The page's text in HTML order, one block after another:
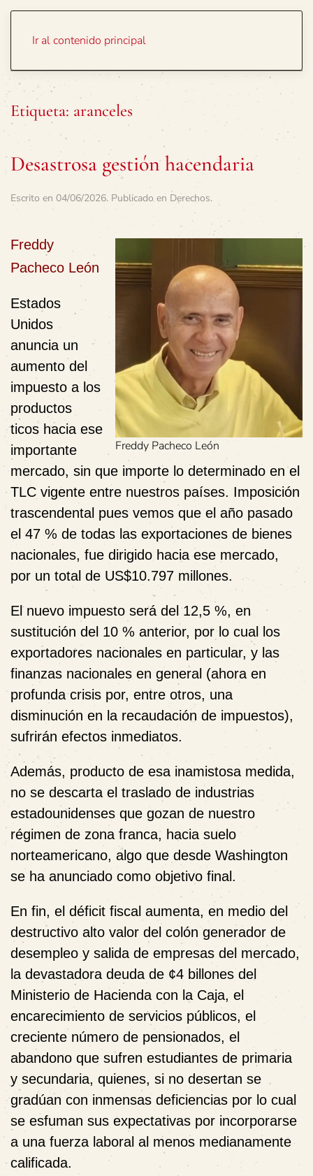
Ir al contenido principal
Etiqueta: aranceles
Desastrosa gestión hacendaria
Escrito en 04/06/2026. Publicado en Derechos.
Freddy Pacheco León
Freddy
Pacheco León
Estados
Unidos
anuncia un
aumento del
impuesto a los
productos
ticos hacia ese
importante
mercado, sin que importe lo determinado en el
TLC vigente entre nuestros países. Imposición
trascendental pues vemos que el año pasado
el 47 % de todas las exportaciones de bienes
nacionales, fue dirigido hacia ese mercado,
por un total de US$10.797 millones.
El nuevo impuesto será del 12,5 %, en
sustitución del 10 % anterior, por lo cual los
exportadores nacionales en particular, y las
finanzas nacionales en general (ahora en
profunda crisis por, entre otros, una
disminución en la recaudación de impuestos),
sufrirán efectos inmediatos.
Además, producto de esa inamistosa medida,
no se descarta el traslado de industrias
estadounidenses que gozan de nuestro
régimen de zona franca, hacia suelo
norteamericano, algo que desde Washington
se ha anunciado como objetivo final.
En fin, el déficit fiscal aumenta, en medio del
destructivo alto valor del colón generador de
desempleo y salida de empresas del mercado,
la devastadora deuda de ¢4 billones del
Ministerio de Hacienda con la Caja, el
encarecimiento de servicios públicos, el
creciente número de pensionados, el
abandono que sufren estudiantes de primaria
y secundaria, quienes, si no desertan se
gradúan con inmensas deficiencias por lo cual
se esfuman sus expectativas por incorporarse
a una fuerza laboral al menos medianamente
calificada.